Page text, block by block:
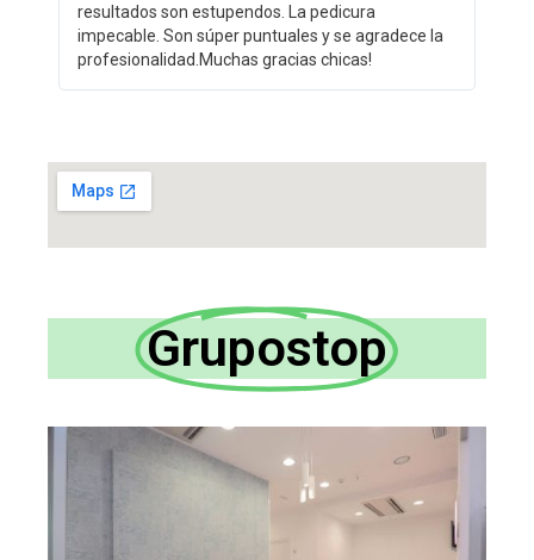
resultados son estupendos. La pedicura
impecable. Son súper puntuales y se agradece la
profesionalidad.Muchas gracias chicas!
Grupostop